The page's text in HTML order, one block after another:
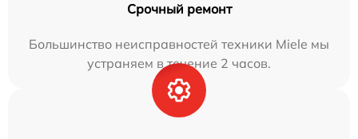
Срочный ремонт
Большинство неисправностей техники Miele мы
устраняем в течение 2 часов.